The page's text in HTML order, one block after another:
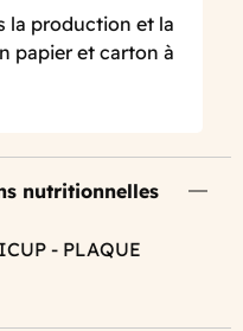
la production et la
papier et carton à
nutritionnelles
- PLAQUE